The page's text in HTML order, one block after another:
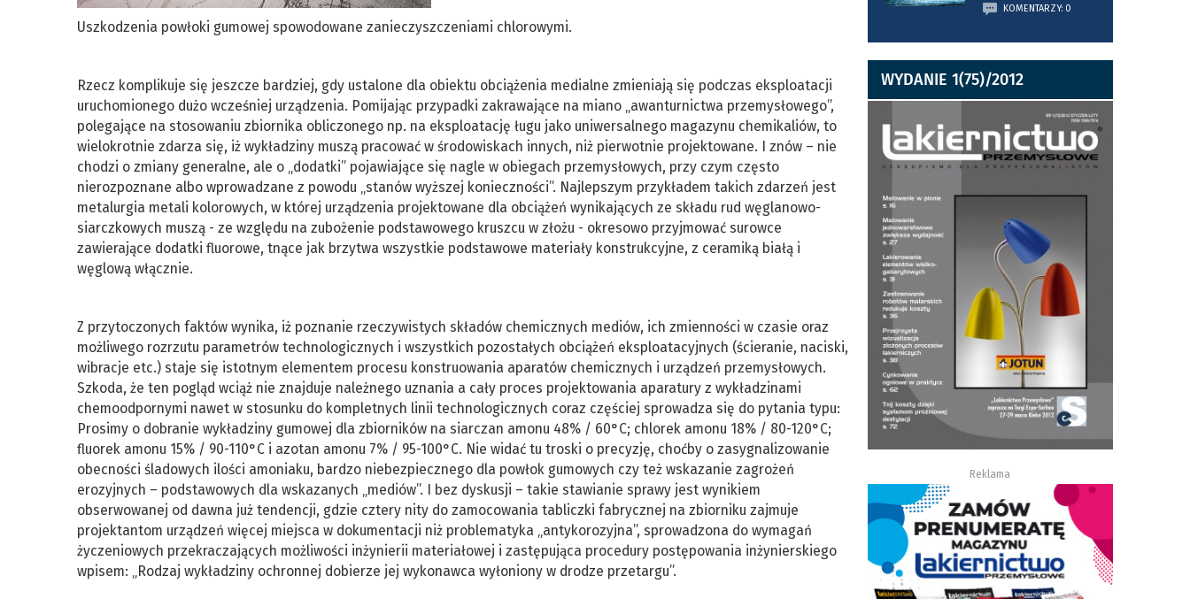
Uszkodzenia powłoki gumowej spowodowane zanieczyszczeniami chlorowymi.
Rzecz komplikuje się jeszcze bardziej, gdy ustalone dla obiektu obciążenia medialne zmieniają się podczas eksploatacji
uruchomionego dużo wcześniej urządzenia. Pomijając przypadki zakrawające na miano „awanturnictwa przemysłowego”,
polegające na stosowaniu zbiornika obliczonego np. na eksploatację ługu jako uniwersalnego magazynu chemikaliów, to
wielokrotnie zdarza się, iż wykładziny muszą pracować w środowiskach innych, niż pierwotnie projektowane. I znów – nie
chodzi o zmiany generalne, ale o „dodatki” pojawiające się nagle w obiegach przemysłowych, przy czym często
nierozpoznane albo wprowadzane z powodu „stanów wyższej konieczności”. Najlepszym przykładem takich zdarzeń jest
metalurgia metali kolorowych, w której urządzenia projektowane dla obciążeń wynikających ze składu rud węglanowo-
siarczkowych muszą - ze względu na zubożenie podstawowego kruszcu w złożu - okresowo przyjmować surowce
zawierające dodatki fluorowe, tnące jak brzytwa wszystkie podstawowe materiały konstrukcyjne, z ceramiką białą i
węglową włącznie.
Z przytoczonych faktów wynika, iż poznanie rzeczywistych składów chemicznych mediów, ich zmienności w czasie oraz
możliwego rozrzutu parametrów technologicznych i wszystkich pozostałych obciążeń eksploatacyjnych (ścieranie, naciski,
wibracje etc.) staje się istotnym elementem procesu konstruowania aparatów chemicznych i urządzeń przemysłowych.
Szkoda, że ten pogląd wciąż nie znajduje należnego uznania a cały proces projektowania aparatury z wykładzinami
chemoodpornymi nawet w stosunku do kompletnych linii technologicznych coraz częściej sprowadza się do pytania typu:
Prosimy o dobranie wykładziny gumowej dla zbiorników na siarczan amonu 48% / 60°C; chlorek amonu 18% / 80-120°C;
fluorek amonu 15% / 90-110°C i azotan amonu 7% / 95-100°C. Nie widać tu troski o precyzję, choćby o zasygnalizowanie
obecności śladowych ilości amoniaku, bardzo niebezpiecznego dla powłok gumowych czy też wskazanie zagrożeń
erozyjnych – podstawowych dla wskazanych „mediów”. I bez dyskusji – takie stawianie sprawy jest wynikiem
obserwowanej od dawna już tendencji, gdzie cztery nity do zamocowania tabliczki fabrycznej na zbiorniku zajmuje
projektantom urządzeń więcej miejsca w dokumentacji niż problematyka „antykorozyjna”, sprowadzona do wymagań
życzeniowych przekraczających możliwości inżynierii materiałowej i zastępująca procedury postępowania inżynierskiego
wpisem: „Rodzaj wykładziny ochronnej dobierze jej wykonawca wyłoniony w drodze przetargu”.
KOMENTARZY: 0
WYDANIE 1(75)/2012
Reklama